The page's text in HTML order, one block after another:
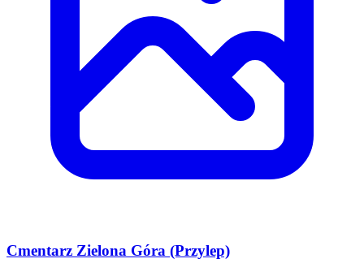
Cmentarz Zielona Góra (Przylep)